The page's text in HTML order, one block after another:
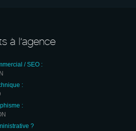
à l’agence
/ SEO :
:
:
?